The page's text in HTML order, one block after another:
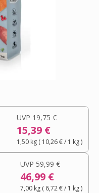
UVP 19,75 €
15,39 €
1,50 kg( 10,26 €/ 1 kg)
UVP 59,99 €
46,99 €
7,00 kg( 6,72 €/ 1 kg)